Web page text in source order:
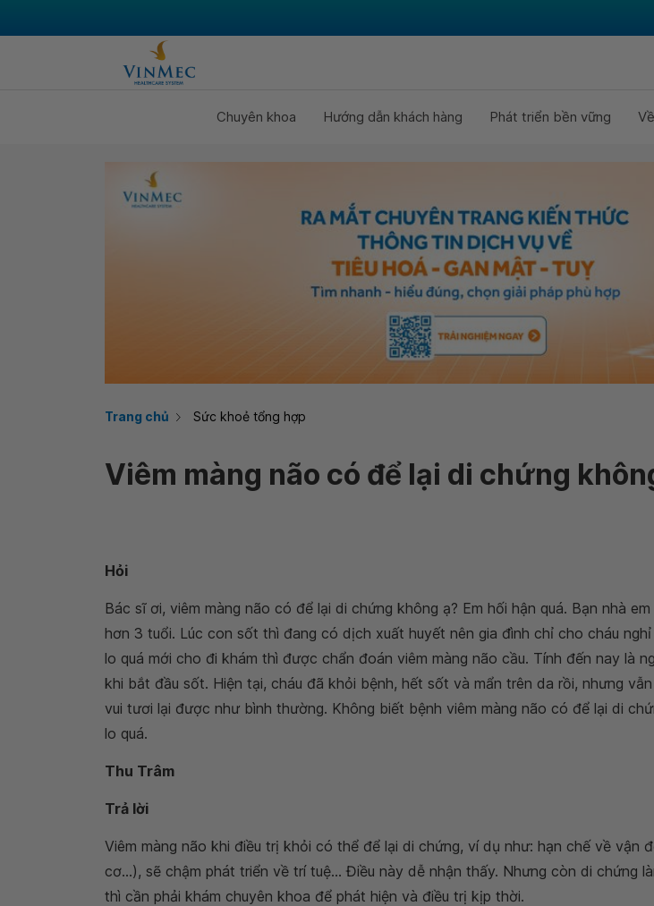
Chuyên khoa Hướng dẫn khách hàng Phát triển bền vững
Trang chủ Sức khoẻ tổng hợp
Viêm màng não có để lại di chứng
Hỏi
Bác sĩ ơi, viêm màng não có để lại di chứng không ạ? Em hối hận quá. Bạn nhà
hơn 3 tuổi. Lúc con sốt thì đang có dịch xuất huyết nên gia đình chỉ cho cháu nghỉ
lo quá mới cho đi khám thì được chẩn đoán viêm màng não cầu. Tính đến nay là
khi bắt đầu sốt. Hiện tại, cháu đã khỏi bệnh, hết sốt và mẩn trên da rồi, nhưng
vui tươi lại được như bình thường. Không biết bệnh viêm màng não có để lại di
lo quá.
Thu Trâm
Trả lời
Viêm màng não khi điều trị khỏi có thể để lại di chứng, ví dụ như: hạn chế về vận
cơ...), sẽ chậm phát triển về trí tuệ... Điều này dễ nhận thấy. Nhưng còn di chứng
thì cần phải khám chuyên khoa để phát hiện và điều trị kịp thời.